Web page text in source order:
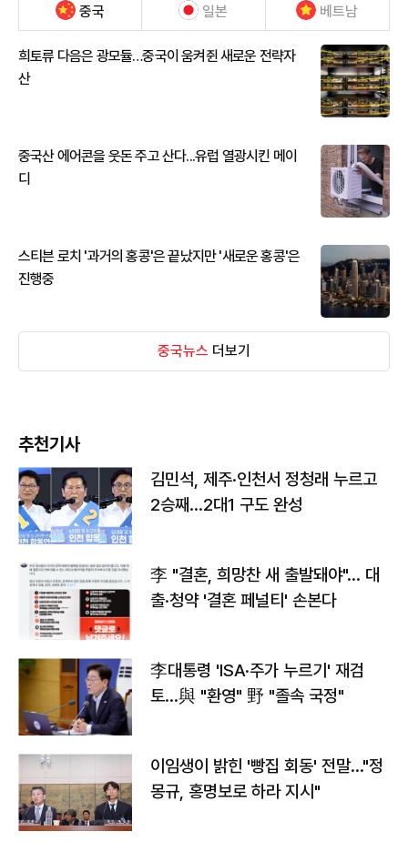
중국 일본 베트남
희토류 다음은 광모듈…중국이 움켜쥔 새로운 전략자
산
중국산 에어콘을 웃돈 주고 산다...유럽 열광시킨 메이
디
스티븐 로치 '과거의 홍콩'은 끝났지만 '새로운 홍콩'은
진행중
중국뉴스 더보기
추천기사
김민석, 제주·인천서 정청래 누르고
2승째…2대1 구도 완성
李 "결혼, 희망찬 새 출발돼야"… 대
출·청약 '결혼 페널티' 손본다
李대통령 'ISA·주가 누르기' 재검
토…與 "환영" 野 "졸속 국정"
이임생이 밝힌 '빵집 회동' 전말…"정
몽규, 홍명보로 하라 지시"